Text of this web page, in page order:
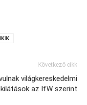
Következő cikk
világkereskedelmi
kilátások az IfW szerint